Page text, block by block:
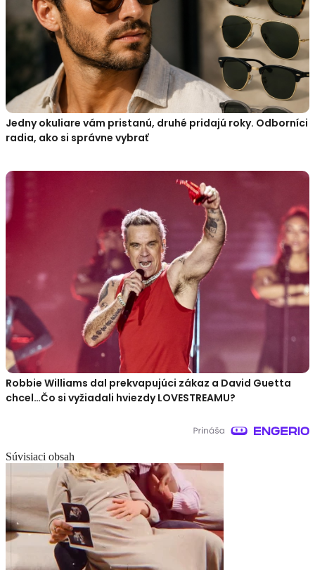
Jedny okuliare vám pristanú, druhé pridajú roky. Odborníci
radia, ako si správne vybrať
Robbie Williams dal prekvapujúci zákaz a David Guetta
chcel…Čo si vyžiadali hviezdy LOVESTREAMU?
Súvisiaci obsah